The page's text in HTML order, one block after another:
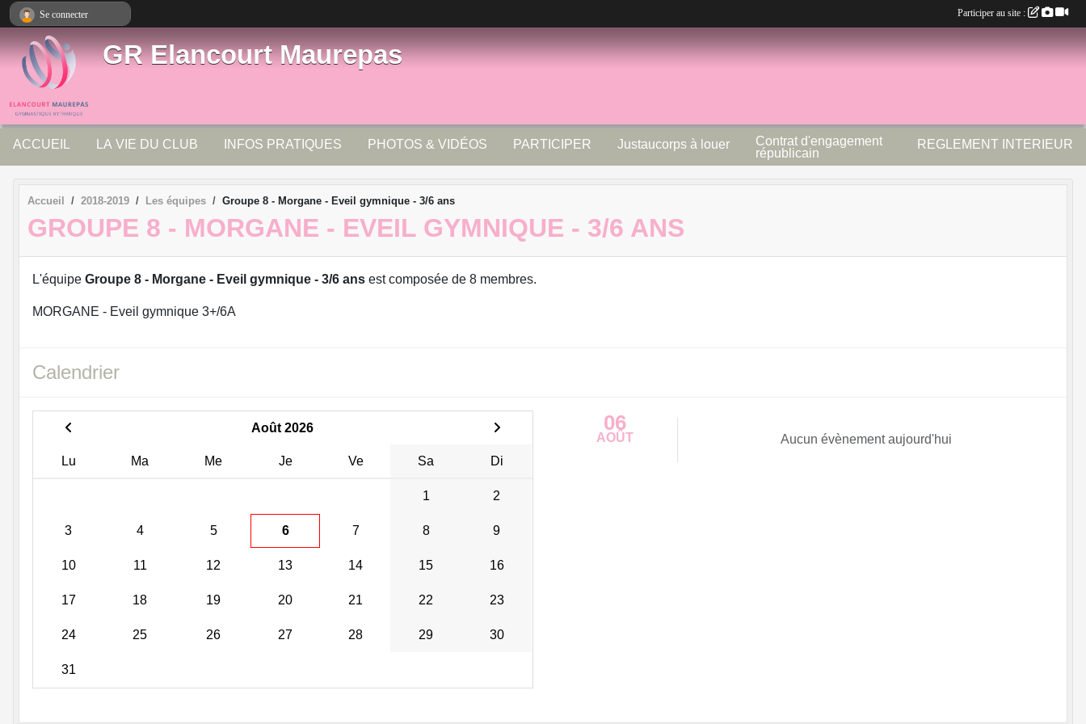
GR Elancourt Maurepas
ACCUEIL LA VIE DU CLUB INFOS PRATIQUES PHOTOS & VIDÉOS PARTICIPER Justaucorps à louer
Contrat d'engagement
républicain
REGLEMENT INTERIEUR
Accueil 2018-2019 Les équipes Groupe 8 - Morgane - Eveil gymnique - 3/6 ans
GROUPE 8 - MORGANE - EVEIL GYMNIQUE - 3/6 ANS
L'équipe Groupe 8 - Morgane - Eveil gymnique - 3/6 ans est composée de 8 membres.
MORGANE - Eveil gymnique 3+/6A
Calendrier
Août 2026
Lu Ma Me Je Ve Sa Di
1 2
3 4 5 6 7 8 9
10 11 12 13 14 15 16
17 18 19 20 21 22 23
24 25 26 27 28 29 30
31
06
AOÛT Aucun évènement aujourd'hui
Se connecter Participer au site :
Panneau de gestion des cookies